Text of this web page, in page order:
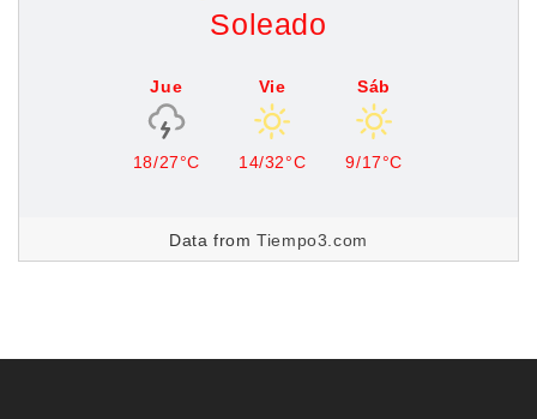
Soleado
Jue
18/27°C
Vie
14/32°C
Sáb
9/17°C
Data fromTiempo3.com